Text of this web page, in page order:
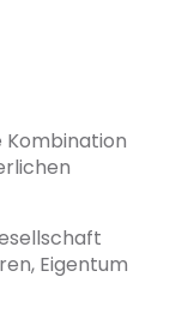
Kombination
Eigentum